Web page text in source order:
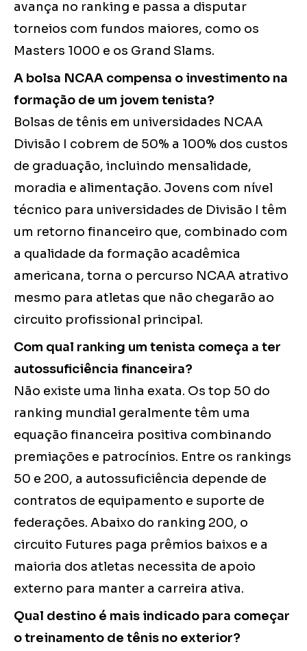
avança no ranking e passa a disputar
torneios com fundos maiores, como os
Masters 1000 e os Grand Slams.
A bolsa NCAA compensa o investimento na
formação de um jovem tenista?
Bolsas de tênis em universidades NCAA
Divisão I cobrem de 50% a 100% dos custos
de graduação, incluindo mensalidade,
moradia e alimentação. Jovens com nível
técnico para universidades de Divisão I têm
um retorno financeiro que, combinado com
a qualidade da formação acadêmica
americana, torna o percurso NCAA atrativo
mesmo para atletas que não chegarão ao
circuito profissional principal.
Com qual ranking um tenista começa a ter
autossuficiência financeira?
Não existe uma linha exata. Os top 50 do
ranking mundial geralmente têm uma
equação financeira positiva combinando
premiações e patrocínios. Entre os rankings
50 e 200, a autossuficiência depende de
contratos de equipamento e suporte de
federações. Abaixo do ranking 200, o
circuito Futures paga prêmios baixos e a
maioria dos atletas necessita de apoio
externo para manter a carreira ativa.
Qual destino é mais indicado para começar
o treinamento de tênis no exterior?